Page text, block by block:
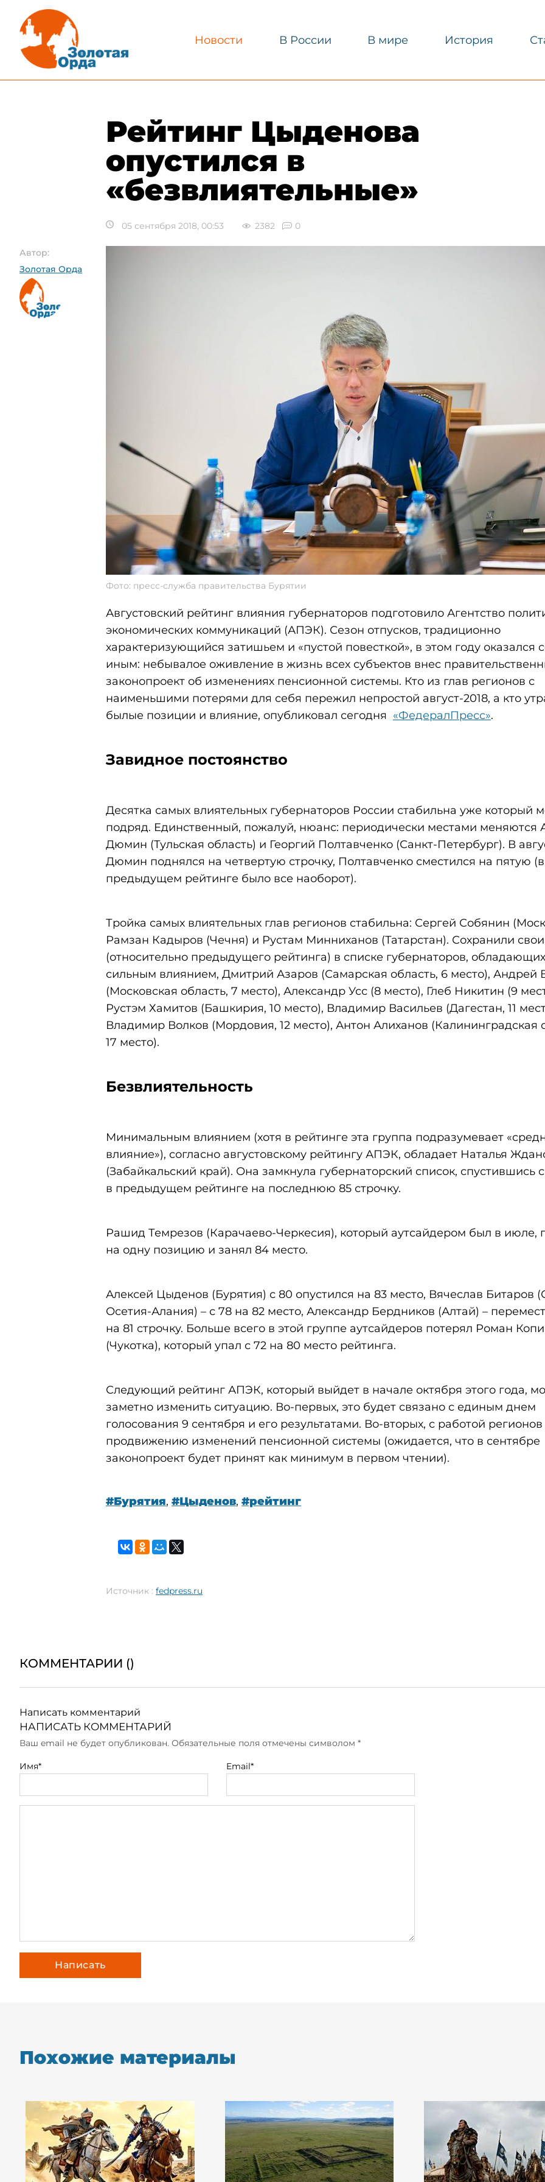
Новости В России В мире История
Рейтинг Цыденова
опустился в
«безвлиятельные»
05 сентября 2018, 00:53 2382 0
Автор:
Золотая Орда
Фото: пресс-служба правительства Бурятии
Августовский рейтинг влияния губернаторов подготовило Агентство
экономических коммуникаций (АПЭК). Сезон отпусков, традиционно
характеризующийся затишьем и «пустой повесткой», в этом году оказался
иным: небывалое оживление в жизнь всех субъектов внес
законопроект об изменениях пенсионной системы. Кто из глав регионов с
наименьшими потерями для себя пережил непростой август-2018, а кто
былые позиции и влияние, опубликовал сегодня «ФедералПресс».
Завидное постоянство
Десятка самых влиятельных губернаторов России стабильна уже который
подряд. Единственный, пожалуй, нюанс: периодически местами меняются
Дюмин (Тульская область) и Георгий Полтавченко (Санкт-Петербург). В
Дюмин поднялся на четвертую строчку, Полтавченко сместился на пятую (в
предыдущем рейтинге было все наоборот).
Тройка самых влиятельных глав регионов стабильна: Сергей Собянин
Рамзан Кадыров (Чечня) и Рустам Минниханов (Татарстан). Сохранили
(относительно предыдущего рейтинга) в списке губернаторов,
сильным влиянием, Дмитрий Азаров (Самарская область, 6 место), Андрей
(Московская область, 7 место), Александр Усс (8 место), Глеб Никитин (9
Рустэм Хамитов (Башкирия, 10 место), Владимир Васильев (Дагестан, 11
Владимир Волков (Мордовия, 12 место), Антон Алиханов (Калининградская
17 место).
Безвлиятельность
Минимальным влиянием (хотя в рейтинге эта группа подразумевает
влияние»), согласно августовскому рейтингу АПЭК, обладает Наталья
(Забайкальский край). Она замкнула губернаторский список, спустившись с
в предыдущем рейтинге на последнюю 85 строчку.
Рашид Темрезов (Карачаево-Черкесия), который аутсайдером был в июле,
на одну позицию и занял 84 место.
Алексей Цыденов (Бурятия) с 80 опустился на 83 место, Вячеслав Битаров
Осетия-Алания) – с 78 на 82 место, Александр Бердников (Алтай) –
на 81 строчку. Больше всего в этой группе аутсайдеров потерял Роман
(Чукотка), который упал с 72 на 80 место рейтинга.
Следующий рейтинг АПЭК, который выйдет в начале октября этого года,
заметно изменить ситуацию. Во-первых, это будет связано с единым днем
голосования 9 сентября и его результатами. Во-вторых, с работой
продвижению изменений пенсионной системы (ожидается, что в сентябре
законопроект будет принят как минимум в первом чтении).
#Бурятия, #Цыденов, #рейтинг
Источник : fedpress.ru
КОММЕНТАРИИ ()
Написать комментарий
НАПИСАТЬ КОММЕНТАРИЙ
Ваш email не будет опубликован. Обязательные поля отмечены символом *
Имя* Email*
Похожие материалы